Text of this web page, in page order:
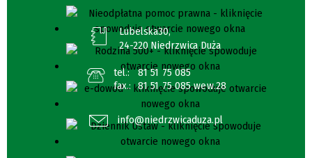
Lubelska30,
24-220 Niedrzwica Duża
tel.:
81 51 75 085
fax.:
81 51 75 085 wew.28
info@niedrzwicaduza.pl